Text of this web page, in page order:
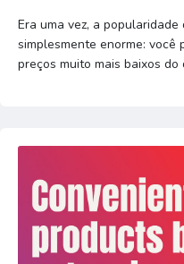
Era uma vez, a
simplesmente enorme: você
preços muito mais baixos